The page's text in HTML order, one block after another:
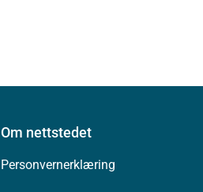
Om nettstedet
Personvernerklæring